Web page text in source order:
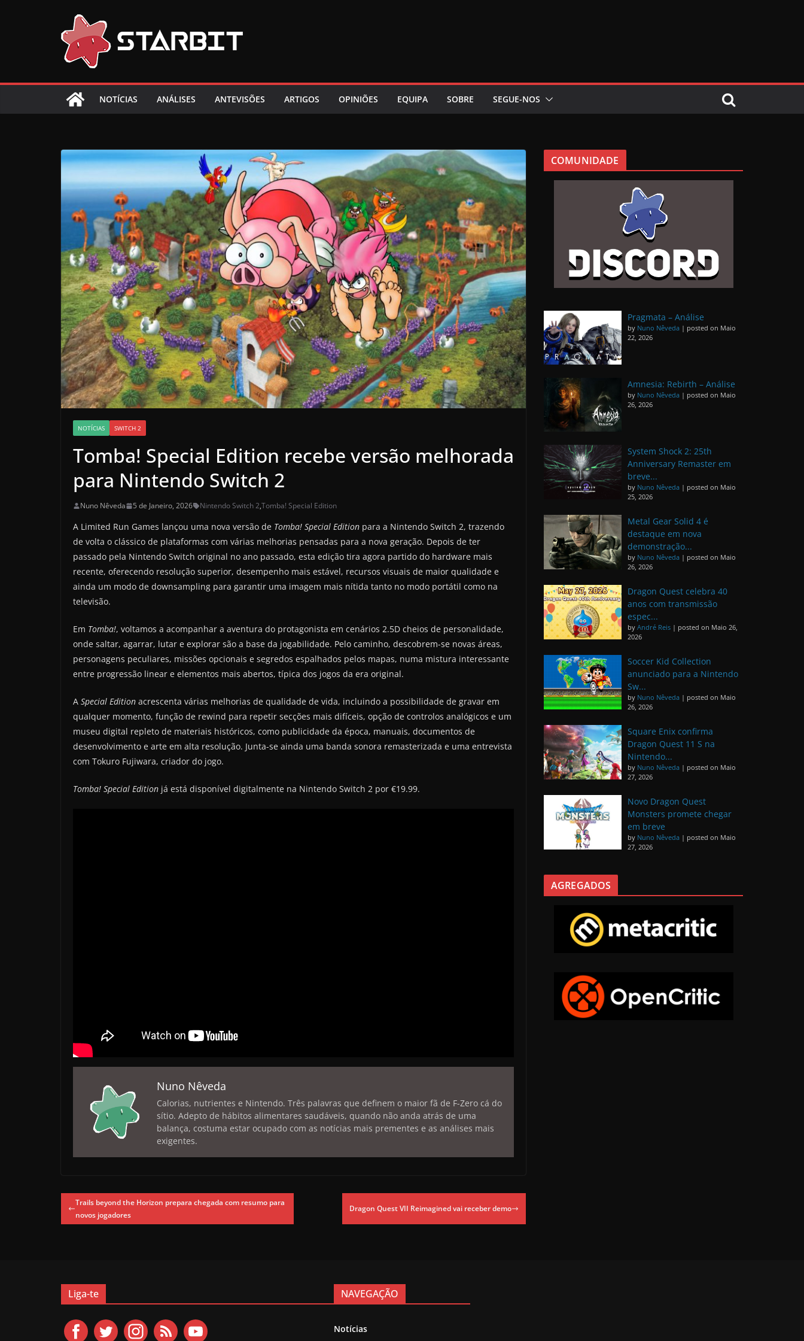
NOTÍCIAS ANÁLISES ANTEVISÕES ARTIGOS OPINIÕES EQUIPA SOBRE SEGUE-NOS
NOTÍCIAS SWITCH 2
Tomba! Special Edition recebe versão melhorada
para Nintendo Switch 2
Nuno Nêveda 5 de Janeiro, 2026 Nintendo Switch 2,Tomba! Special Edition
A Limited Run Games lançou uma nova versão de Tomba! Special Edition para a Nintendo Switch 2, trazendo
de volta o clássico de plataformas com várias melhorias pensadas para a nova geração. Depois de ter
passado pela Nintendo Switch original no ano passado, esta edição tira agora partido do hardware mais
recente, oferecendo resolução superior, desempenho mais estável, recursos visuais de maior qualidade e
ainda um modo de downsampling para garantir uma imagem mais nítida tanto no modo portátil como na
televisão.
Em Tomba!, voltamos a acompanhar a aventura do protagonista em cenários 2.5D cheios de personalidade,
onde saltar, agarrar, lutar e explorar são a base da jogabilidade. Pelo caminho, descobrem-se novas áreas,
personagens peculiares, missões opcionais e segredos espalhados pelos mapas, numa mistura interessante
entre progressão linear e elementos mais abertos, típica dos jogos da era original.
A Special Edition acrescenta várias melhorias de qualidade de vida, incluindo a possibilidade de gravar em
qualquer momento, função de rewind para repetir secções mais difíceis, opção de controlos analógicos e um
museu digital repleto de materiais históricos, como publicidade da época, manuais, documentos de
desenvolvimento e arte em alta resolução. Junta-se ainda uma banda sonora remasterizada e uma entrevista
com Tokuro Fujiwara, criador do jogo.
Tomba! Special Edition já está disponível digitalmente na Nintendo Switch 2 por €19.99.
Nuno Nêveda
Calorias, nutrientes e Nintendo. Três palavras que definem o maior fã de F-Zero cá do
sítio. Adepto de hábitos alimentares saudáveis, quando não anda atrás de uma
balança, costuma estar ocupado com as notícias mais prementes e as análises mais
exigentes.
Trails beyond the Horizon prepara chegada com resumo para
novos jogadores
Dragon Quest VII Reimagined vai receber demo
COMUNIDADE
Pragmata – Análise
by Nuno Nêveda | posted on Maio
22, 2026
Amnesia: Rebirth – Análise
by Nuno Nêveda | posted on Maio
26, 2026
System Shock 2: 25th
Anniversary Remaster em
breve...
by Nuno Nêveda | posted on Maio
25, 2026
Metal Gear Solid 4 é
destaque em nova
demonstração...
by Nuno Nêveda | posted on Maio
26, 2026
Dragon Quest celebra 40
anos com transmissão
espec...
by André Reis | posted on Maio 26,
2026
Soccer Kid Collection
anunciado para a Nintendo
Sw...
by Nuno Nêveda | posted on Maio
26, 2026
Square Enix confirma
Dragon Quest 11 S na
Nintendo...
by Nuno Nêveda | posted on Maio
27, 2026
Novo Dragon Quest
Monsters promete chegar
em breve
by Nuno Nêveda | posted on Maio
27, 2026
AGREGADOS
Liga-te NAVEGAÇÃO
Notícias